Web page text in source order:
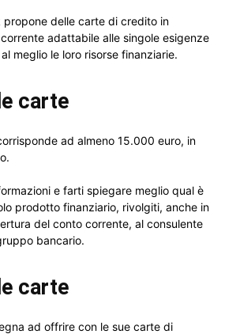
propone delle carte di credito in
adattabile alle singole esigenze
meglio le loro risorse finanziarie.
carte
ad almeno 15.000 euro, in
e farti spiegare meglio qual è
prodotto finanziario, rivolgiti, anche in
del conto corrente, al consulente
bancario.
carte
ad offrire con le sue carte di